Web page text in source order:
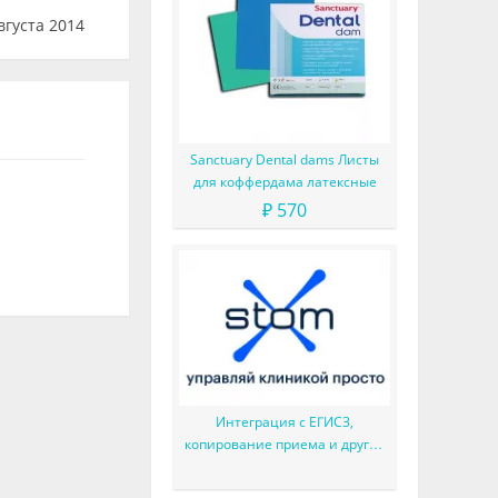
2014
Sanctuary Dental dams Листы
для коффердама латексные
₽ 570
Интеграция с ЕГИСЗ,
копирование приема и другие